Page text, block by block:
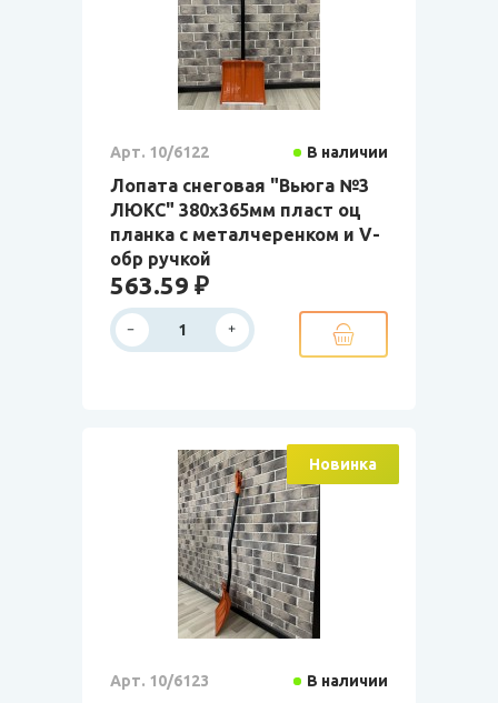
Арт. 10/6122 В наличии
Лопата снеговая "Вьюга №3
ЛЮКС" 380х365мм пласт оц
планка с металчеренком и V-
обр ручкой
563.59 ₽
Новинка
Арт. 10/6123 В наличии